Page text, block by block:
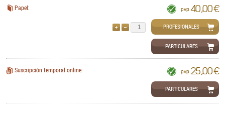
Papel: pvp. 40,00 €
QUITARPROFESIONALES
PARTICULARES
Suscripción temporal online: pvp. 25,00 €
PARTICULARES